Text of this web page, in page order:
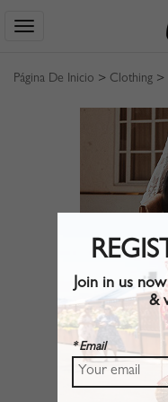
Página De Inicio > Clothing >
Join in us
&
* Email